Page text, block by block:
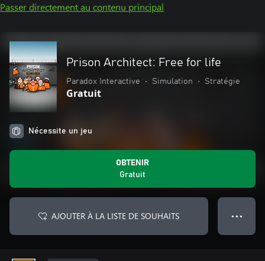
Passer directement au contenu principal
Prison Architect: Free for life
Paradox Interactive • Simulation • Stratégie
Gratuit
Nécessite un jeu
OBTENIR
Gratuit
AJOUTER À LA LISTE DE SOUHAITS ● ● ●